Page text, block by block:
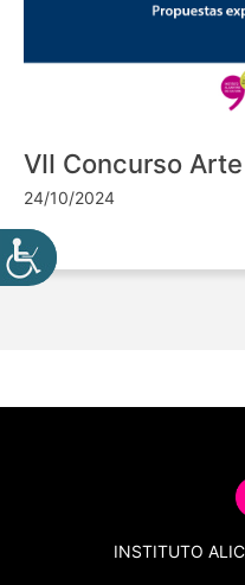
VII Concurso
24/10/2024
INSTITUTO